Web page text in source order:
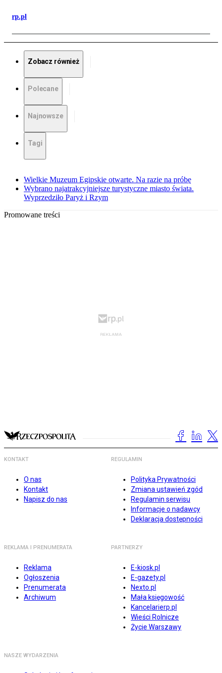
rp.pl
Zobacz również
Polecane
Najnowsze
Tagi
Wielkie Muzeum Egipskie otwarte. Na razie na próbę
Wybrano najatrakcyjniejsze turystyczne miasto świata.
Wyprzedziło Paryż i Rzym
Promowane treści
KONTAKT
O nas
Kontakt
Napisz do nas
REGULAMIN
Polityka Prywatności
Zmiana ustawień zgód
Regulamin serwisu
Informacje o nadawcy
Deklaracja dostępności
REKLAMA I PRENUMERATA
Reklama
Ogłoszenia
Prenumerata
Archiwum
PARTNERZY
E-kiosk.pl
E-gazety.pl
Nexto.pl
Mała księgowość
Kancelarierp.pl
Wieści Rolnicze
Życie Warszawy
NASZE WYDARZENIA